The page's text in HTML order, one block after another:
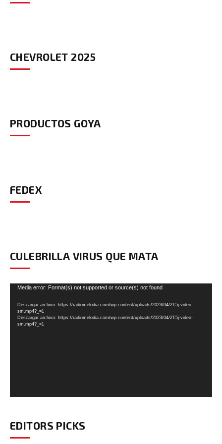
CHEVROLET 2025
PRODUCTOS GOYA
FEDEX
CULEBRILLA VIRUS QUE MATA
Reproductor
vídeo
Media error: Format(s) not supported or source(s) not found
Descargar archivo: https://radiomelodia.com/wp-content/uploads/2023/04/2T5j-video-
sm.mp4?_=1
Descargar archivo: https://radiomelodia.com/wp-content/uploads/2023/04/2T5j-video-
sm.mp4?_=1
EDITORS PICKS